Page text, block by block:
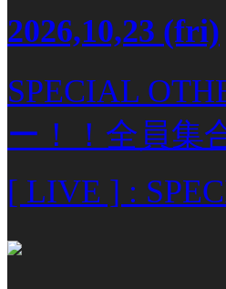
2026,10,23 (fri)
SPECIAL
ー！！全員集
[ LIVE ] :